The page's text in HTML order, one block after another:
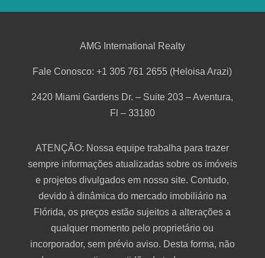
AMG International Realty
Fale Conosco: +1 305 761 2655 (Heloisa Arazi)
2420 Miami Gardens Dr. – Suite 203 – Aventura,
Fl – 33180
ATENÇÃO: Nossa equipe trabalha para trazer
sempre informações atualizadas sobre os imóveis
e projetos divulgados em nosso site. Contudo,
devido à dinâmica do mercado imobiliário na
Flórida, os preços estão sujeitos a alterações a
qualquer momento pelo proprietário ou
incorporador, sem prévio aviso. Desta forma, não